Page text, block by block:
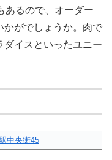
あるので、オーダー
かがでしょうか。肉で
ダイスといったユニー
中央街45